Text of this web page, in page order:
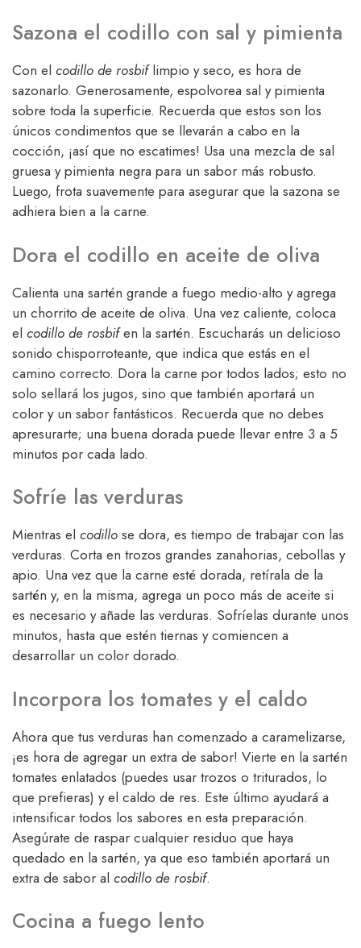
Sazona el codillo con sal y pimienta
Con el codillo de rosbiflimpio y seco, es hora de
sazonarlo. Generosamente, espolvorea sal y pimienta
sobre toda la superficie. Recuerda que estos son los
únicos condimentos que se llevarán a cabo en la
cocción, ¡así que no escatimes! Usa una mezcla de sal
gruesa y pimienta negra para un sabor más robusto.
Luego, frota suavemente para asegurar que la sazona se
adhiera bien a la carne.
Dora el codillo en aceite de oliva
Calienta una sartén grande a fuego medio-alto y agrega
un chorrito de aceite de oliva. Una vez caliente, coloca
el codillo de rosbifen la sartén. Escucharás un delicioso
sonido chisporroteante, que indica que estás en el
camino correcto. Dora la carne por todos lados; esto no
solo sellará los jugos, sino que también aportará un
color y un sabor fantásticos. Recuerda que no debes
apresurarte; una buena dorada puede llevar entre 3 a 5
minutos por cada lado.
Sofríe las verduras
Mientras el codillo se dora, es tiempo de trabajar con las
verduras. Corta en trozos grandes zanahorias, cebollas y
apio. Una vez que la carne esté dorada, retírala de la
sartén y, en la misma, agrega un poco más de aceite si
es necesario y añade las verduras. Sofríelas durante unos
minutos, hasta que estén tiernas y comiencen a
desarrollar un color dorado.
Incorpora los tomates y el caldo
Ahora que tus verduras han comenzado a caramelizarse,
¡es hora de agregar un extra de sabor! Vierte en la sartén
tomates enlatados (puedes usar trozos o triturados, lo
que prefieras) y el caldo de res. Este último ayudará a
intensificar todos los sabores en esta preparación.
Asegúrate de raspar cualquier residuo que haya
quedado en la sartén, ya que eso también aportará un
extra de sabor al codillo de rosbif.
Cocina a fuego lento